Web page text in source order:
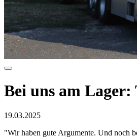
Bei uns am
19.03.2025
"Wir haben gute Argumente. Und noch